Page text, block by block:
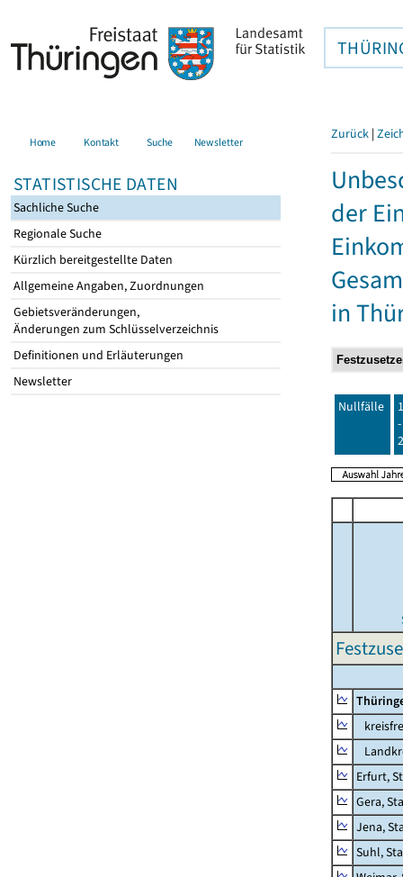
Home Kontakt Suche Newsletter
STATISTISCHE DATEN
Sachliche Suche
Regionale Suche
Kürzlich bereitgestellte Daten
Allgemeine Angaben, Zuordnungen
Gebietsveränderungen,
Änderungen zum Schlüsselverzeichnis
Definitionen und Erläuterungen
Newsletter
Zurück |
der
in
Nullfälle
1
-
Erfurt,
Gera,
Jena,
Suhl,